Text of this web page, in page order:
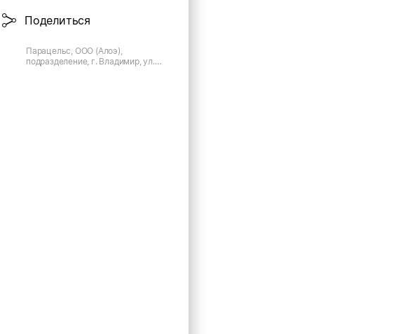
Поделиться
Парацельс, ООО (Алоэ),
подразделение, г. Владимир, ул.